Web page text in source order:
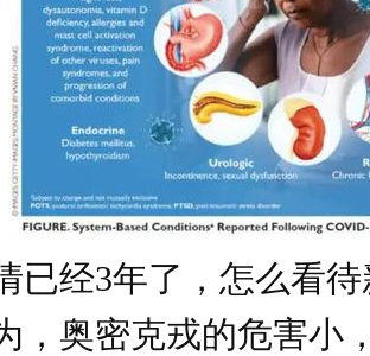
已经3年了，怎么看
，奥密克戎的危害小